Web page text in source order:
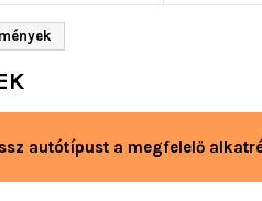
autótípust a megfelelő